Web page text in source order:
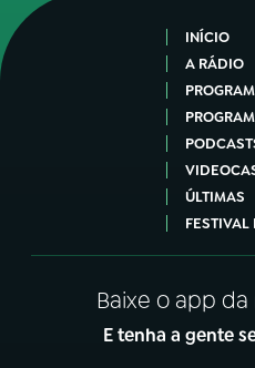
INÍCIO
A RÁDIO
ÚLTIMAS
Baixe o app
E tenha a gente